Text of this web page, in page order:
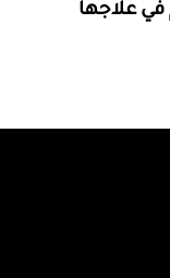
في علاجها